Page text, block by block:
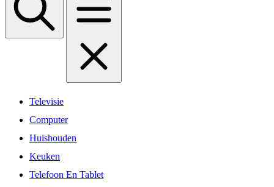
Televisie
Computer
Huishouden
Keuken
Telefoon En Tablet